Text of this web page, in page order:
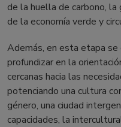
de la huella de carbono,
de la economía verde y
Además, en esta etapa se
profundizar en la
cercanas hacia las
potenciando una cultura
género, una ciudad
capacidades, la